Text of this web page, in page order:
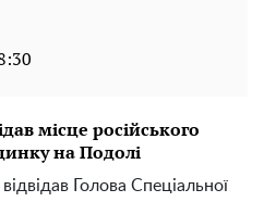
місце російського
на Подолі
Голова Спеціальної